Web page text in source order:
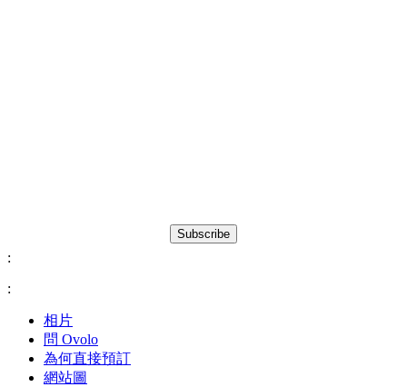
Subscribe
:
:
相片
問 Ovolo
為何直接預訂
網站圖